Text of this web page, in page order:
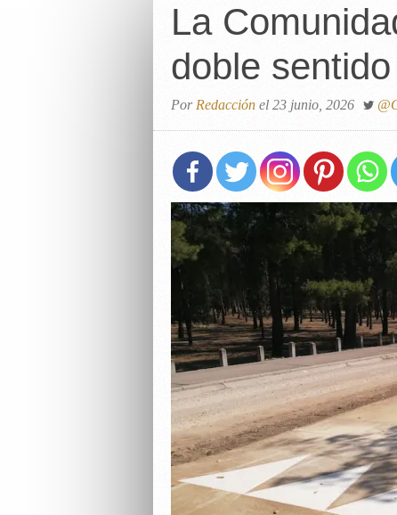
LA PIEDRA DE SÍSIFO
EL SACAPUNTAS
TODAS LAS BANDERAS
ROTAS
SOCIEDAD
BREVES
La
doble
Por Redacción el 23 junio, 2026